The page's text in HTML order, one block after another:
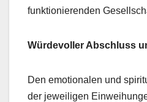
funktionierenden
Würdevoller Abschluss
Den emotionalen und
der jeweiligen